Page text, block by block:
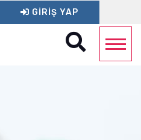
GIRIŞ YAP